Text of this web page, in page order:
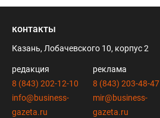
контакты
Казань, Лобачевского 10, корпус 2
редакция
8 (843) 202-12-10
info@business-
gazeta.ru
реклама
8 (843) 203-48-47
mir@business-
gazeta.ru